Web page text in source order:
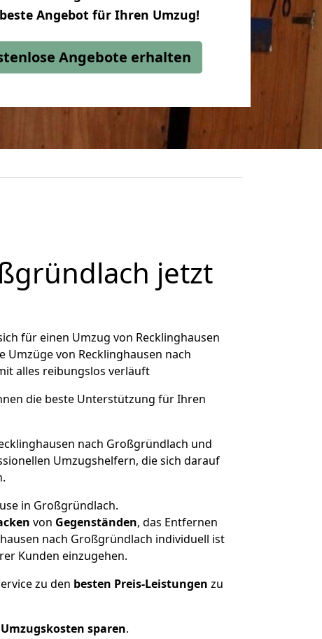
Angebot für Ihren Umzug!
Angebote erhalten
jetzt
für einen Umzug von Recklinghausen
von Recklinghausen nach
alles reibungslos verläuft
die beste Unterstützung für Ihren
nach Großgründlach und
Umzugshelfern, die sich darauf
in Großgründlach.
von Gegenständen, das Entfernen
nach Großgründlach individuell ist
Kunden einzugehen.
zu den besten Preis-Leistungen zu
Umzugskosten sparen.